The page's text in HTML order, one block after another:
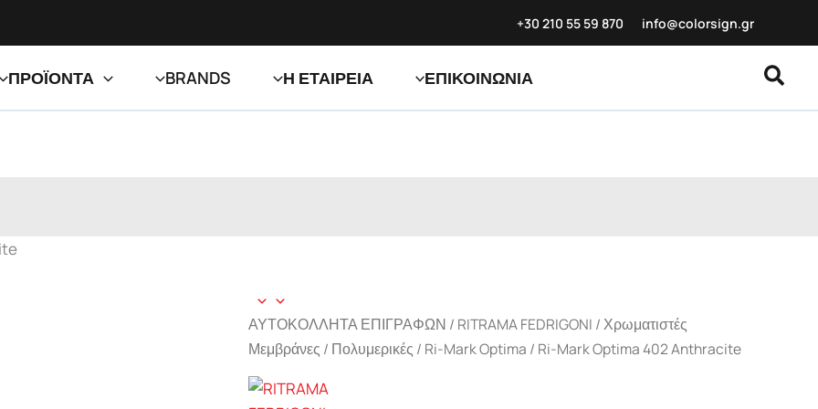
+30 210 55 59 870 info@colorsign.gr
ΠΡΟΪΟΝΤΑ BRANDS Η ΕΤΑΙΡΕΙΑ ΕΠΙΚΟΙΝΩΝΙΑ
ΑΥΤΟΚΟΛΛΗΤΑ ΕΠΙΓΡΑΦΩΝ / RITRAMA FEDRIGONI /Χρωματιστές
Μεμβράνες / Πολυμερικές / Ri-Mark Optima / Ri-Mark Optima 402 Anthracite